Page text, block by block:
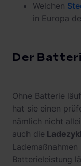
Welchen
in Europa
Der
Ohne Batterie
hat sie einen
nämlich nicht
auch die
Batterieleistung